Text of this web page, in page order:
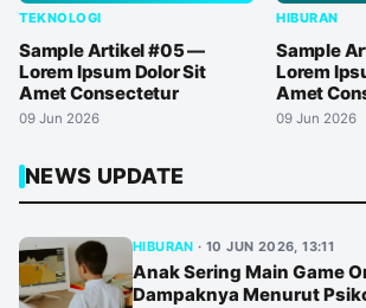
TEKNOLOGI
Sample Artikel #05 —
Lorem Ipsum Dolor Sit
Amet Consectetur
09 Jun 2026
HIBURAN
Sample
Lorem
Amet
09 Jun 2026
NEWS UPDATE
HIBURAN ·10 JUN 2026, 13:11
Anak Sering Main Game
Dampaknya Menurut